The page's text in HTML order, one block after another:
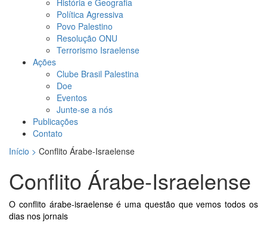
História e Geografia
Política Agressiva
Povo Palestino
Resolução ONU
Terrorismo Israelense
Ações
Clube Brasil Palestina
Doe
Eventos
Junte-se a nós
Publicações
Contato
Início > Conflito Árabe-Israelense
Conflito Árabe-Israelense
O conflito árabe-israelense é uma questão que vemos todos os
dias nos jornais